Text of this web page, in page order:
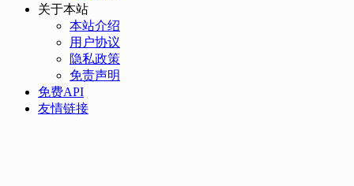
关于本站
本站介绍
用户协议
隐私政策
免责声明
免费API
友情链接